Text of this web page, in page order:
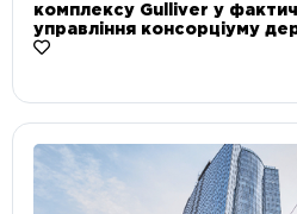
комплексу Gulliver у
управління консорціуму